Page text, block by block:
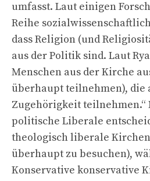
umfasst. Laut einigen
Reihe
dass Religion (und
aus der Politik sind. Laut
Menschen aus der Kirche
überhaupt teilnehmen),
Zugehörigkeit teilnehmen.“
politische Liberale
theologisch liberale
überhaupt zu besuchen),
Konservative konservative